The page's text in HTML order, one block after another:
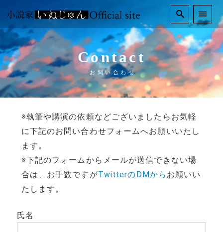
Contact
お問い合わせ
※執筆や講演の依頼などございましたらお気軽
に下記のお問い合わせフォームへお願いいたし
ます。
※下記のフォームからメールが送信できない場
合は、お手数ですがTwitterのDMから お願いい
たします。
氏名